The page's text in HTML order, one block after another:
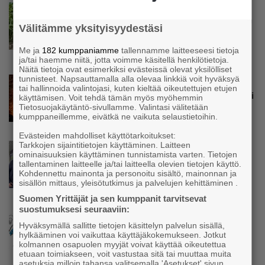
Parikkalassa viljellään terveyshyödyistään
tunnettua trooppista maustekasvia –
Yrittäjällä kovat odotukset: ”Ei ollut mitään
käsitystä, millainen möllykkä tulee”
Uutinen
Teollisuuden tilausten kasvu jatkuu – ”Sota ei
näytä horjuttavan hyvää kehitystä”
Uutinen
Parikkalassa toimii yhä liike, jollainen alkaa
olla muualla harvinaisuus – Yrittäjä Hilkka
Myllylä tuntee asiakkaidensa jalat kuin
omansa
Nämä yritykset nousivat AAA-luokkaan –
Katso lista
Välitämme yksityisyydestäsi
Me ja 182 kumppaniamme tallennamme laitteeseesi tietoja
ja/tai haemme niitä, jotta voimme käsitellä henkilötietoja.
Näitä tietoja ovat esimerkiksi evästeissä olevat yksilölliset
tunnisteet. Napsauttamalla alla olevaa linkkiä voit hyväksyä
tai hallinnoida valintojasi, kuten kieltää oikeutettujen etujen
käyttämisen. Voit tehdä tämän myös myöhemmin
Tietosuojakäytäntö-sivullamme. Valintasi välitetään
kumppaneillemme, eivätkä ne vaikuta selaustietoihin.
Evästeiden mahdolliset käyttötarkoitukset:
Tarkkojen sijaintitietojen käyttäminen. Laitteen
ominaisuuksien käyttäminen tunnistamista varten. Tietojen
tallentaminen laitteelle ja/tai laitteella olevien tietojen käyttö.
Kohdennettu mainonta ja personoitu sisältö, mainonnan ja
sisällön mittaus, yleisötutkimus ja palvelujen kehittäminen .
Suomen Yrittäjät ja sen kumppanit tarvitsevat
suostumuksesi seuraaviin:
Hyväksymällä sallitte tietojen käsittelyn palvelun sisällä,
hylkääminen voi vaikuttaa käyttäjäkokemukseen. Jotkut
kolmannen osapuolen myyjät voivat käyttää oikeutettua
etuaan toimiakseen, voit vastustaa sitä tai muuttaa muita
asetuksia milloin tahansa valitsemalla 'Asetukset' sivun